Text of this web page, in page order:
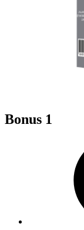
Bonus 1